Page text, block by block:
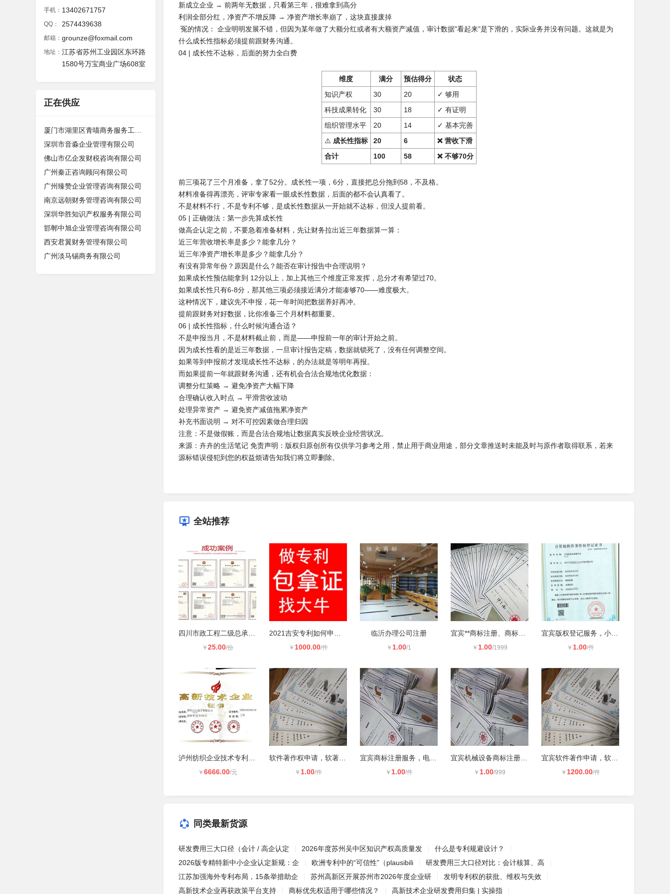
手机： 13402671757
QQ： 2574439638
邮箱： grounze@foxmail.com
地址： 江苏省苏州工业园区东环路
1580号万宝商业广场608室
正在供应
深圳市音淼企业管理有限公司
佛山市亿企发财税咨询有限公司
广州秦正咨询顾问有限公司
广州臻赞企业管理咨询有限公司
南京远朝财务管理咨询有限公司
深圳华胜知识产权服务有限公司
邯郸中旭企业管理咨询有限公司
西安君翼财务管理有限公司
广州淡马锡商务有限公司
新成立企业 → 前两年无数据，只看第三年，很难拿到高分
利润全部分红，净资产不增反降 → 净资产增长率崩了，这块直接废掉
冤的情况： 企业明明发展不错，但因为某年做了大额分红或者有大额资产减值，审计数据"看起来"是下滑的，实际业务并没有问题。这就是为
什么成长性指标必须提前跟财务沟通。
04 | 成长性不达标，后面的努力全白费
维度 满分 预估得分
状态
知识产权
30 20
✓ 够用
科技成果转化
30 18
✓ 有证明
组织管理水平
20 14
✓ 基本完善
⚠️ 成长性指标 20 6
❌ 营收下滑
合计
100 58 ❌ 不够70分
前三项花了三个月准备，拿了52分。成长性一项，6分，直接把总分拖到58，不及格。
材料准备得再漂亮，评审专家看一眼成长性数据，后面的都不会认真看了。
不是材料不行，不是专利不够，是成长性数据从一开始就不达标，但没人提前看。
05 | 正确做法：第一步先算成长性
做高企认定之前，不要急着准备材料，先让财务拉出近三年数据算一算：
近三年营收增长率是多少？能拿几分？
近三年净资产增长率是多少？能拿几分？
有没有异常年份？原因是什么？能否在审计报告中合理说明？
如果成长性预估能拿到 12分以上，加上其他三个维度正常发挥，总分才有希望过70。
如果成长性只有6-8分，那其他三项必须接近满分才能凑够70——难度极大。
这种情况下，建议先不申报，花一年时间把数据养好再冲。
提前跟财务对好数据，比你准备三个月材料都重要。
06 | 成长性指标，什么时候沟通合适？
不是申报当月，不是材料截止前，而是——申报前一年的审计开始之前。
因为成长性看的是近三年数据，一旦审计报告定稿，数据就锁死了，没有任何调整空间。
如果等到申报前才发现成长性不达标，的办法就是等明年再报。
而如果提前一年就跟财务沟通，还有机会合法合规地优化数据：
调整分红策略 → 避免净资产大幅下降
合理确认收入时点 → 平滑营收波动
处理异常资产 → 避免资产减值拖累净资产
补充书面说明 → 对不可控因素做合理归因
注意：不是做假账，而是合法合规地让数据真实反映企业经营状况。
来源：卉卉的生活笔记 免责声明：版权归原创所有仅供学习参考之用，禁止用于商业用途，部分文章推送时未能及时与原作者取得联系，若来
源标错误侵犯到您的权益烦请告知我们将立即删除。
全站推荐
四川市政工程二级总承包资质办理
￥ 25.00/份
2021吉安专利如何申请，专利代理注册
￥ 1000.00/件
临沂办理公司注册
￥ 1.00/1
宜宾**商标注册、商标申请备案机构
￥ 1.00/1999
宜宾版权登记服务，小程序计算机软件
￥ 1.00/件
泸州纺织企业技术专利申请 高新技术
￥ 6666.00/元
软件著作权申请，软著加急材料，双软
￥ 1.00/件
宜宾商标注册服务，电视机等电子商标
￥ 1.00/件
宜宾机械设备商标注册，商标设计LOGO
￥ 1.00/999
宜宾软件著作申请，软著申请流程，，
￥ 1200.00/件
同类最新货源
研发费用三大口径（会计 / 高企认定 2026年度苏州吴中区知识产权高质量发
什么是专利规避设计？
2026版专精特新中小企业认定新规：企
欧洲专利中的“可信性”（plausibili
研发费用三大口径对比：会计核算、高
江苏加强海外专利布局，15条举措助企
苏州高新区开展苏州市2026年度企业研
发明专利权的获批、维权与失效
高新技术企业再获政策平台支持
商标优先权适用于哪些情况？ 高新技术企业研发费用归集 | 实操指